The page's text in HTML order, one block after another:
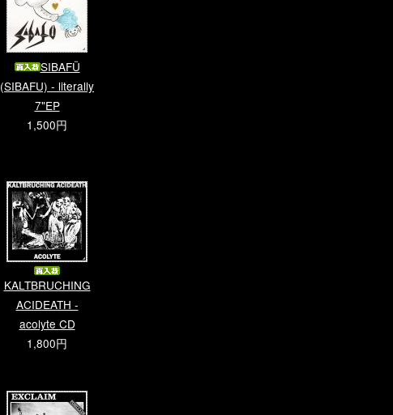
SIBAFÜ
(SIBAFU) - literally
7"EP
1,500円
KALTBRUCHING
ACIDEATH -
acolyte CD
1,800円